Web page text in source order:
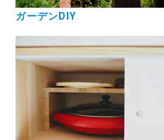
ガーデンDIY